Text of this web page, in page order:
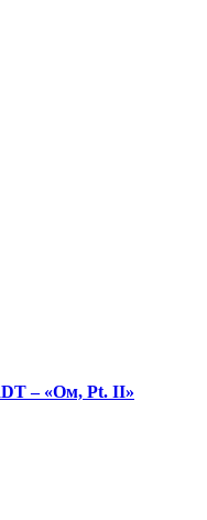
– «Ом, Pt. II»